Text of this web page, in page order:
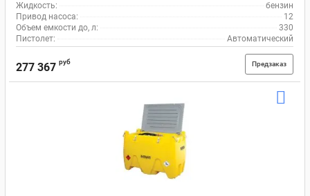
Жидкость:
бензин
Привод насоса:
12
Объем емкости до, л:
330
Пистолет:
Автоматический
277 367 руб Предзаказ